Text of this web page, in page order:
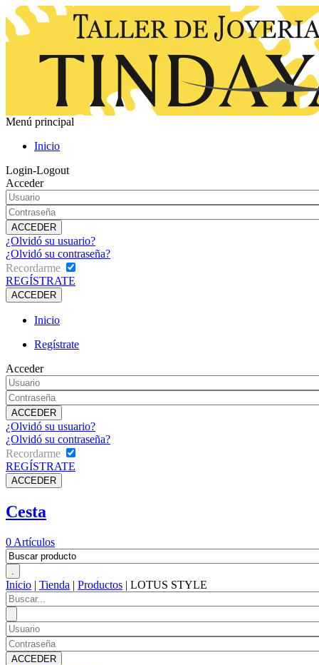
Menú principal
Inicio
Login-Logout
Acceder
¿Olvidó su usuario?
¿Olvidó su contraseña?
Recordarme
REGÍSTRATE
Inicio
Regístrate
Acceder
¿Olvidó su usuario?
¿Olvidó su contraseña?
Recordarme
REGÍSTRATE
Cesta
0 Artículos
Inicio | Tienda | Productos | LOTUS STYLE